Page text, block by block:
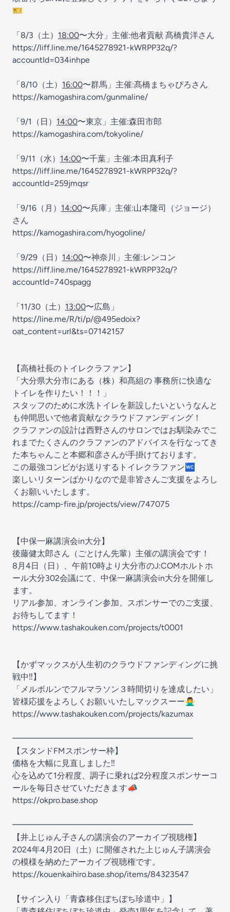
🎫
「8/3（土） 18:00〜大分」主催:他者貢献 髙橋貴洋さん
https://liff.line.me/1645278921-kWRPP32q/?
accountId=034inhpe
「8/10（土） 16:00〜群馬」主催:髙橋まちゃぴろさん
https://kamogashira.com/gunmaline/
「9/1（日） 14:00〜東京」主催:森田市郎
https://kamogashira.com/tokyoline/
「9/11（水） 14:00〜千葉」主催:本田真利子
https://liff.line.me/1645278921-kWRPP32q/?
accountId=259jmqsr
「9/16（月） 14:00〜兵庫」主催:山本隆司（ジョージ）
さん
https://kamogashira.com/hyogoline/
「9/29（日） 14:00〜神奈川」主催:レンコン
https://liff.line.me/1645278921-kWRPP32q/?
accountId=740spagg
「11/30（土） 13:00〜広島」
https://line.me/R/ti/p/@495edoix?
oat_content=url&ts=07142157
【高橋社長のトイレクラファン】
「大分県大分市にある（株）和髙組の 事務所に快適な
トイレを作りたい！！！」
スタッフのために水洗トイレを新設したいというなんと
も仲間思いで他者貢献なクラウドファンディング！
クラファンの設計は西野さんのサロンではお馴染みでこ
れまでたくさんのクラファンのアドバイスを行なってき
た本ちゃんこと本郷和彦さんが手掛けております。
この最強コンビがお送りするトイレクラファン🚾
楽しいリターンばかりなので是非皆さんご支援をよろし
くお願いいたします。
https://camp-fire.jp/projects/view/747075
【中保一麻講演会in大分】
後藤健太郎さん（ごとけん先輩）主催の講演会です！
8月4日（日）、午前10時より大分市のJ:COMホルトホ
ール大分302会議にて、中保一麻講演会in大分を開催し
ます。
リアル参加、オンライン参加、スポンサーでのご支援、
お待ちしてます！
https://www.tashakouken.com/projects/t0001
【かずマックスが人生初のクラウドファンディングに挑
戦中‼️】
「メルボルンでフルマラソン３時間切りを達成したい」
皆様応援をよろしくお願いいたしマックスーー🙅‍♂️
https://www.tashakouken.com/projects/kazumax
━━━━━━━━━━━━━━━━━━━━━━
【スタンドFMスポンサー枠】
価格を大幅に見直しました‼️
心を込めて1分程度、調子に乗れば2分程度スポンサーコ
ールを毎日させていただきます📣
https://okpro.base.shop
━━━━━━━━━━━━━━━━━━━━━━
【井上じゅん子さんの講演会のアーカイブ視聴権】
2024年4月20日（土）に開催された上じゅん子講演会
の模様を納めたアーカイブ視聴権です。
https://kouenkaihiro.base.shop/items/84323547
【サイン入り「青森移住ぼちぼち珍道中」】